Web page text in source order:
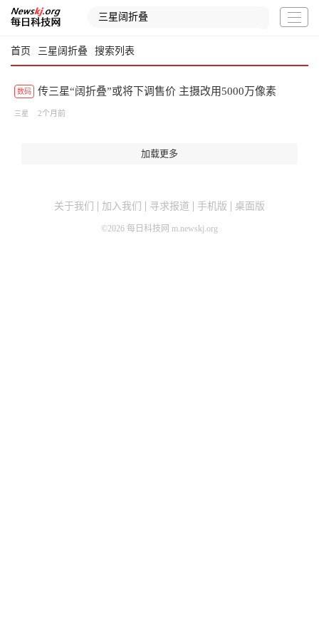
首页 三星阔折叠 搜索列表
数码 传三星“阔折叠”或将下调售价 主摄改用5000万像素
三星 2个月前
加载更多
关于我们 加入我们 寻求报道 手机版 桌面版
©2026 每日科技网 m.newskj.org